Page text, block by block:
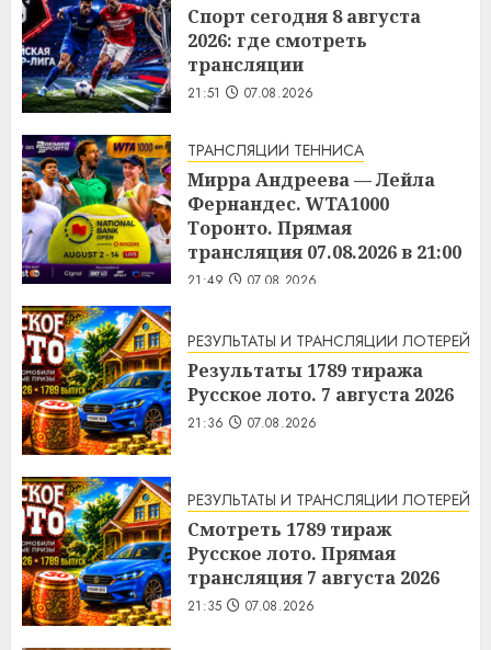
Спорт сегодня 8 августа
2026: где смотреть
трансляции
21:51 07.08.2026
ТРАНСЛЯЦИИ ТЕННИСА
Мирра Андреева — Лейла
Фернандес. WTA1000
Торонто. Прямая
трансляция 07.08.2026 в 21:00
21:49 07.08.2026
РЕЗУЛЬТАТЫ И ТРАНСЛЯЦИИ ЛОТЕРЕЙ
Результаты 1789 тиража
Русское лото. 7 августа 2026
21:36 07.08.2026
РЕЗУЛЬТАТЫ И ТРАНСЛЯЦИИ ЛОТЕРЕЙ
Смотреть 1789 тираж
Русское лото. Прямая
трансляция 7 августа 2026
21:35 07.08.2026